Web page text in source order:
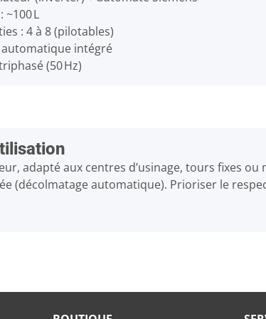
~100 L
: 4 à 8 (pilotables)
intégré
(50 Hz)
adapté aux centres d’usinage, tours fixes
(décolmatage automatique). Prioriser le